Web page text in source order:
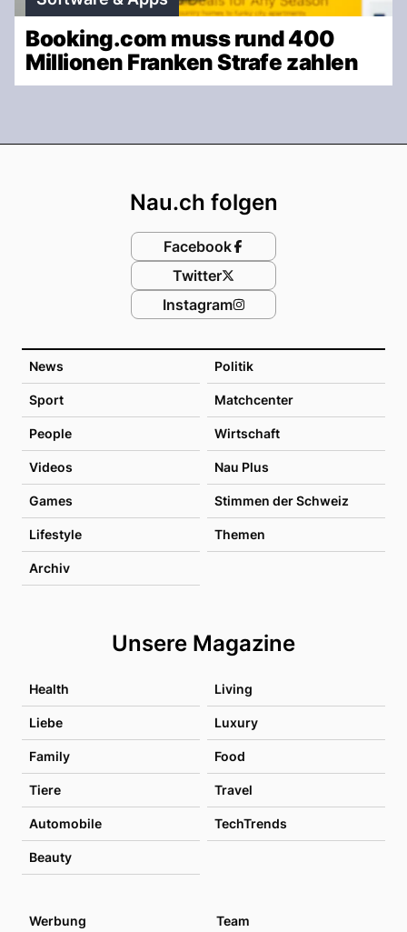
Booking.com muss rund 400
Millionen Franken Strafe zahlen
News Politik
Sport Matchcenter
People Wirtschaft
Videos Nau Plus
Games Stimmen der Schweiz
Lifestyle Themen
Archiv
Unsere Magazine
Health Living
Liebe Luxury
Family Food
Tiere Travel
Automobile TechTrends
Beauty
Nau.ch folgen
Facebook
Twitter
Instagram
Werbung Team